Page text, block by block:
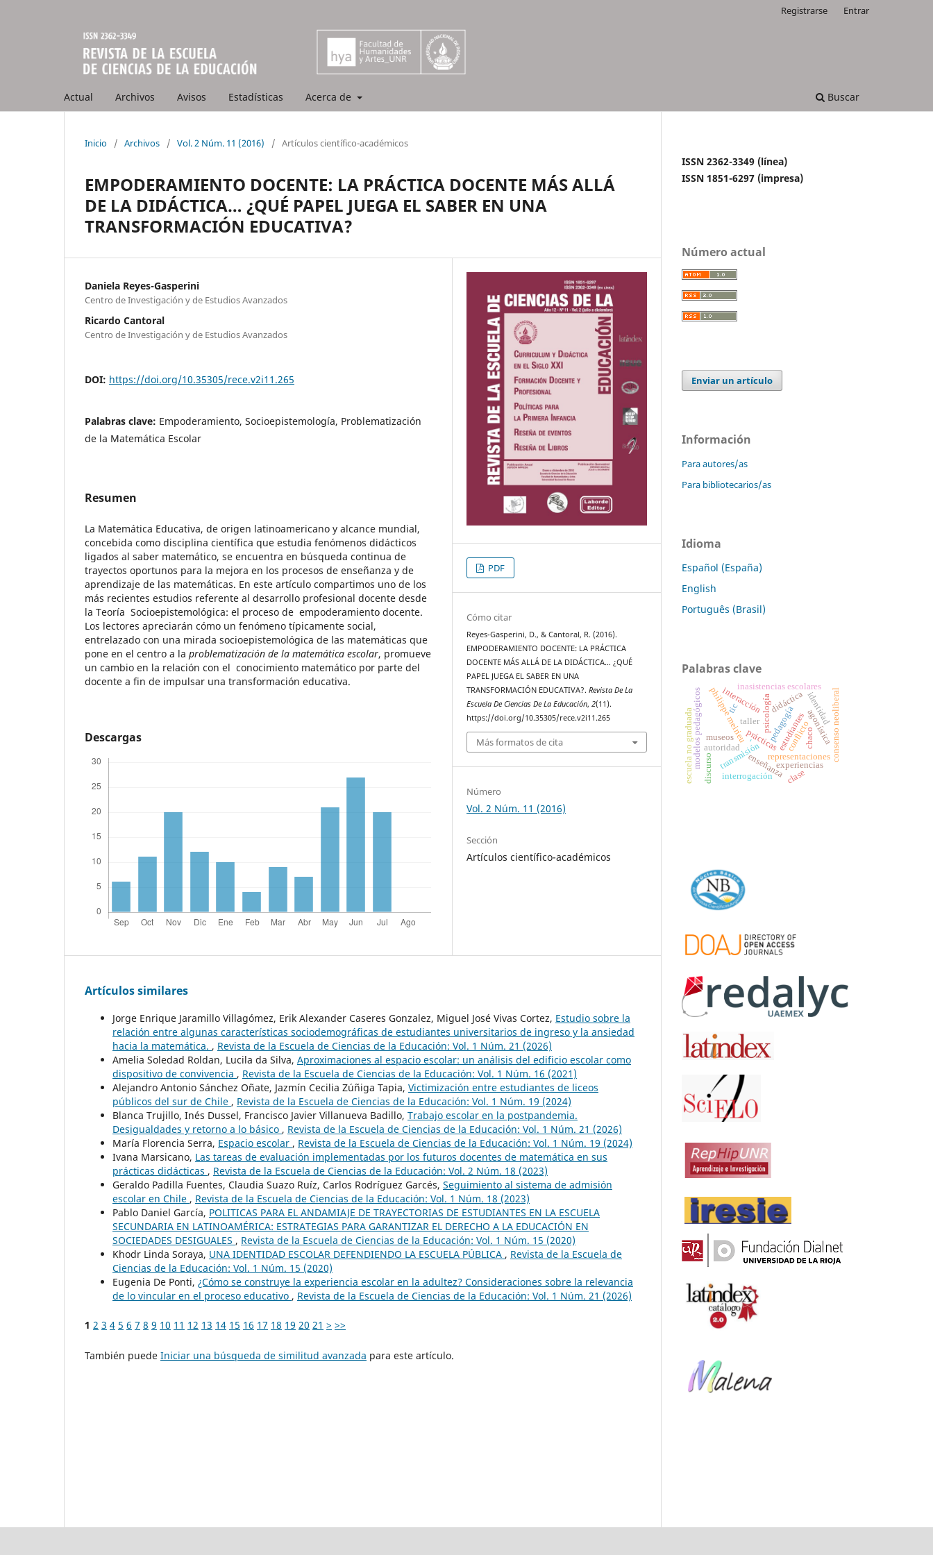
Actual Archivos Avisos Estadísticas Acerca de Buscar
Registrarse Entrar
Inicio / Archivos / Vol. 2 Núm. 11 (2016) / Artículos científico-académicos
EMPODERAMIENTO DOCENTE: LA PRÁCTICA DOCENTE MÁS ALLÁ
DE LA DIDÁCTICA… ¿QUÉ PAPEL JUEGA EL SABER EN UNA
TRANSFORMACIÓN EDUCATIVA?
Daniela Reyes-Gasperini
Centro de Investigación y de Estudios Avanzados
Ricardo Cantoral
Centro de Investigación y de Estudios Avanzados
DOI: https://doi.org/10.35305/rece.v2i11.265
Palabras clave: Empoderamiento, Socioepistemología, Problematización
de la Matemática Escolar
Resumen
La Matemática Educativa, de origen latinoamericano y alcance mundial,
concebida como disciplina científica que estudia fenómenos didácticos
ligados al saber matemático, se encuentra en búsqueda continua de
trayectos oportunos para la mejora en los procesos de enseñanza y de
aprendizaje de las matemáticas. En este artículo compartimos uno de los
más recientes estudios referente al desarrollo profesional docente desde
la Teoría Socioepistemológica: el proceso de empoderamiento docente.
Los lectores apreciarán cómo un fenómeno típicamente social,
entrelazado con una mirada socioepistemológica de las matemáticas que
pone en el centro a la problematización de la matemática escolar, promueve
un cambio en la relación con el conocimiento matemático por parte del
docente a fin de impulsar una transformación educativa.
Descargas
PDF
Cómo citar
Reyes-Gasperini, D., & Cantoral, R. (2016).
EMPODERAMIENTO DOCENTE: LA PRÁCTICA
DOCENTE MÁS ALLÁ DE LA DIDÁCTICA… ¿QUÉ
PAPEL JUEGA EL SABER EN UNA
TRANSFORMACIÓN EDUCATIVA?.Revista De La
Escuela De Ciencias De La Educación,2(11).
https://doi.org/10.35305/rece.v2i11.265
Más formatos de cita
Número
Vol. 2 Núm. 11 (2016)
Sección
Artículos científico-académicos
Artículos similares
Jorge Enrique Jaramillo Villagómez, Erik Alexander Caseres Gonzalez, Miguel José Vivas Cortez, Estudio sobre la
relación entre algunas características sociodemográficas de estudiantes universitarios de ingreso y la ansiedad
hacia la matemática. , Revista de la Escuela de Ciencias de la Educación: Vol. 1 Núm. 21 (2026)
Amelia Soledad Roldan, Lucila da Silva, Aproximaciones al espacio escolar: un análisis del edificio escolar como
dispositivo de convivencia , Revista de la Escuela de Ciencias de la Educación: Vol. 1 Núm. 16 (2021)
Alejandro Antonio Sánchez Oñate, Jazmín Cecilia Zúñiga Tapia, Victimización entre estudiantes de liceos
públicos del sur de Chile , Revista de la Escuela de Ciencias de la Educación: Vol. 1 Núm. 19 (2024)
Blanca Trujillo, Inés Dussel, Francisco Javier Villanueva Badillo, Trabajo escolar en la postpandemia.
Desigualdades y retorno a lo básico , Revista de la Escuela de Ciencias de la Educación: Vol. 1 Núm. 21 (2026)
María Florencia Serra, Espacio escolar , Revista de la Escuela de Ciencias de la Educación: Vol. 1 Núm. 19 (2024)
Ivana Marsicano, Las tareas de evaluación implementadas por los futuros docentes de matemática en sus
prácticas didácticas , Revista de la Escuela de Ciencias de la Educación: Vol. 2 Núm. 18 (2023)
Geraldo Padilla Fuentes, Claudia Suazo Ruíz, Carlos Rodríguez Garcés, Seguimiento al sistema de admisión
escolar en Chile , Revista de la Escuela de Ciencias de la Educación: Vol. 1 Núm. 18 (2023)
Pablo Daniel García, POLITICAS PARA EL ANDAMIAJE DE TRAYECTORIAS DE ESTUDIANTES EN LA ESCUELA
SECUNDARIA EN LATINOAMÉRICA: ESTRATEGIAS PARA GARANTIZAR EL DERECHO A LA EDUCACIÓN EN
SOCIEDADES DESIGUALES , Revista de la Escuela de Ciencias de la Educación: Vol. 1 Núm. 15 (2020)
Khodr Linda Soraya, UNA IDENTIDAD ESCOLAR DEFENDIENDO LA ESCUELA PÚBLICA , Revista de la Escuela de
Ciencias de la Educación: Vol. 1 Núm. 15 (2020)
Eugenia De Ponti, ¿Cómo se construye la experiencia escolar en la adultez? Consideraciones sobre la relevancia
de lo vincular en el proceso educativo , Revista de la Escuela de Ciencias de la Educación: Vol. 1 Núm. 21 (2026)
1 2 3 4 5 6 7 8 9 10 11 12 13 14 15 16 17 18 19 20 21 > >>
También puede Iniciar una búsqueda de similitud avanzada para este artículo.
ISSN 2362-3349 (línea)
ISSN 1851-6297 (impresa)
Número actual
Enviar un artículo
Información
Para autores/as
Para bibliotecarios/as
Idioma
Español (España)
English
Português (Brasil)
Palabras clave
representaciones
estudiantes
prácticas
enseñanza
psicología consenso neoliberal
conflictoagonística
philippe meirieu pedagogía
transmisión
autoridad
identidad
taller
museos
tic
experiencias
modelos pedagógicos
escuela no graduada -
interacción didáctica
discurso interrogación clase
inasistencias escolares
chaco